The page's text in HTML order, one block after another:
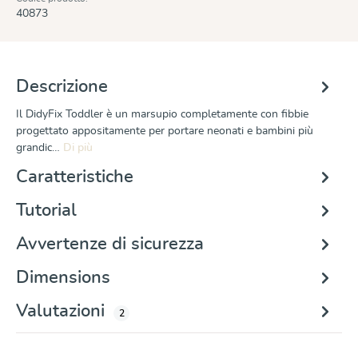
40873
Descrizione
Il DidyFix Toddler è un marsupio completamente con fibbie
progettato appositamente per portare neonati e bambini più
grandic… Di più
Caratteristiche
Tutorial
Avvertenze di sicurezza
Dimensions
Valutazioni
2